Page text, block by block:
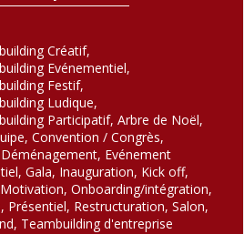
Créatif,
Evénementiel,
Festif,
Ludique,
Participatif, Arbre de Noël,
Convention / Congrès,
Evénement
Gala, Inauguration, Kick off,
Onboarding/intégration,
Présentiel, Restructuration, Salon,
Teambuilding d'entreprise